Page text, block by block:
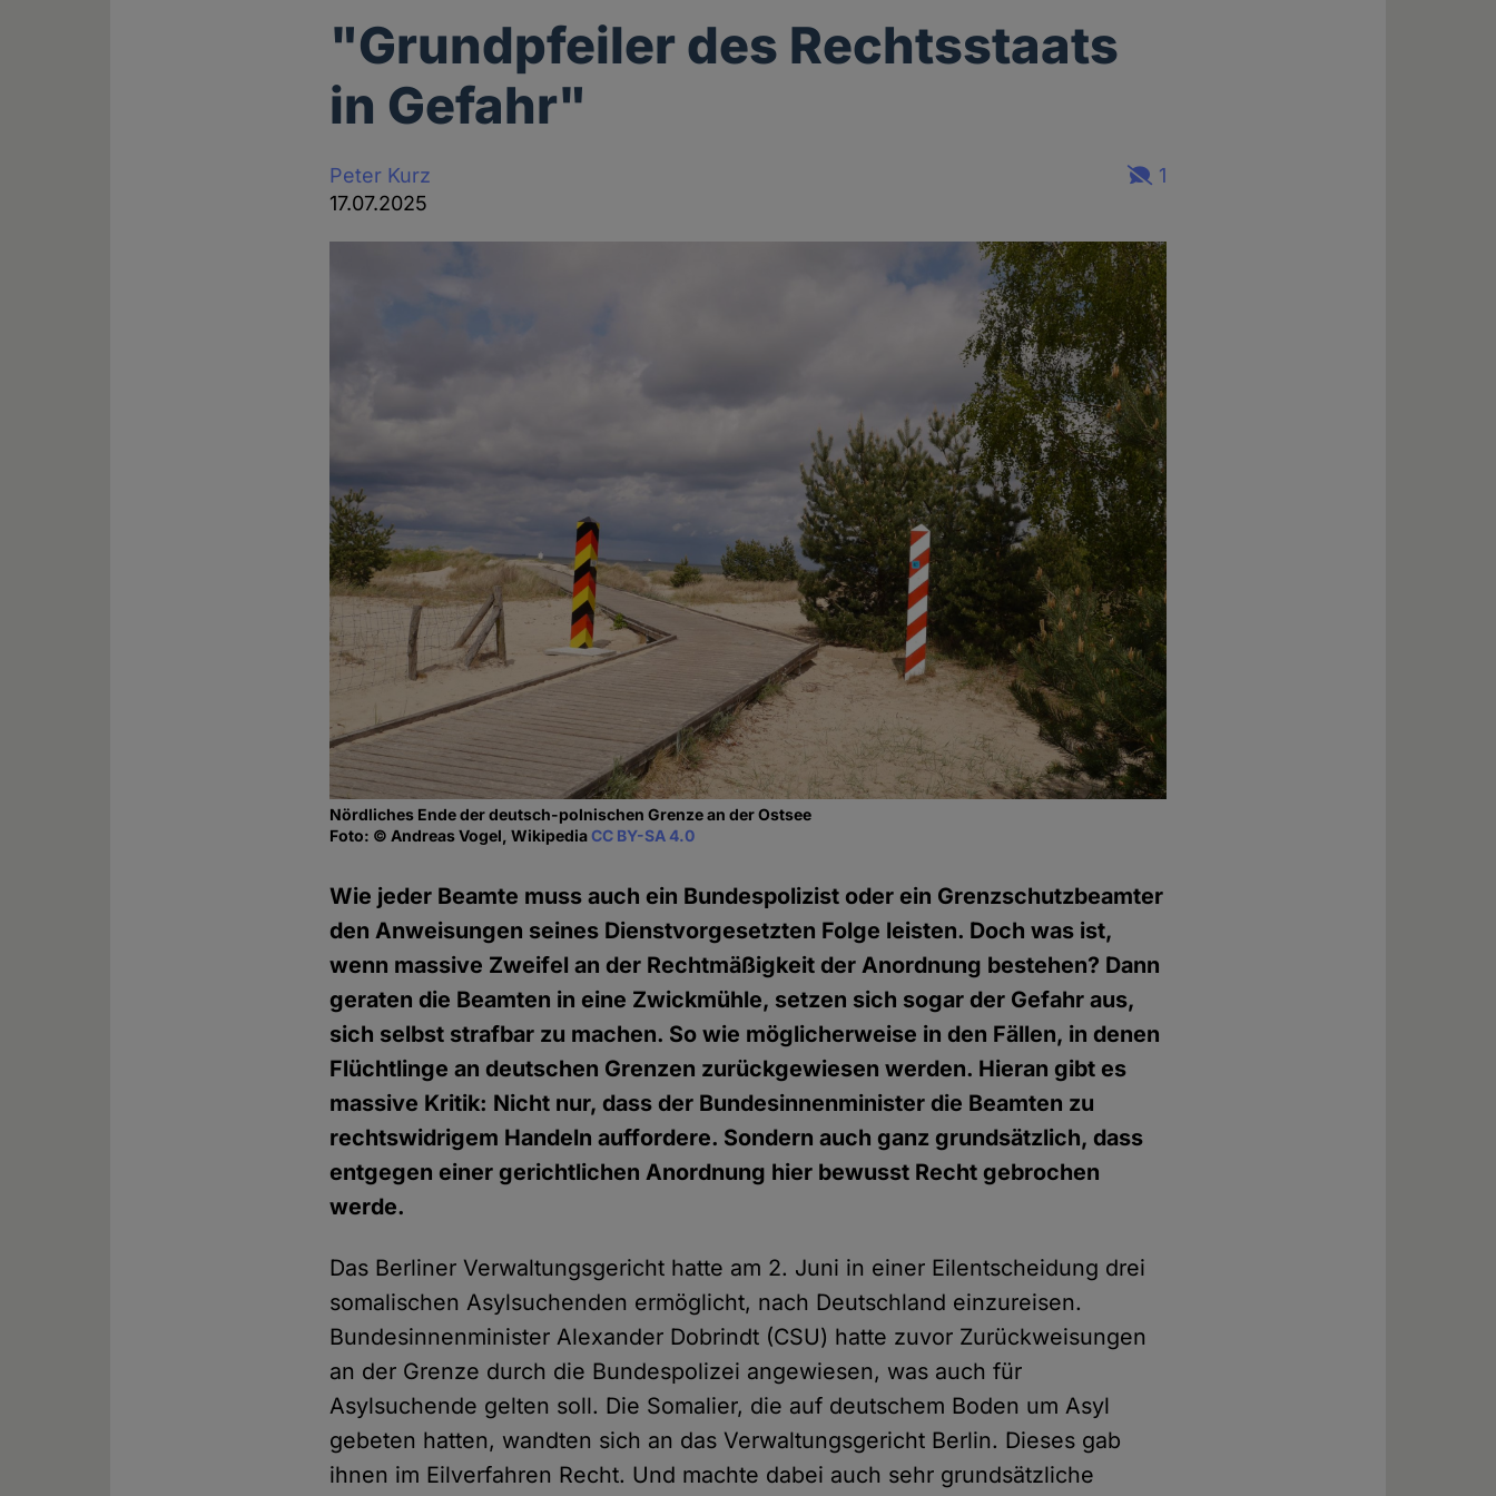
"Grundpfeiler des Rechtsstaats
in Gefahr"
Peter Kurz
17.07.2025
1
Nördliches Ende der deutsch-polnischen Grenze an der Ostsee
Foto: © Andreas Vogel, WikipediaCC BY-SA 4.0
Wie jeder Beamte muss auch ein Bundespolizist oder ein Grenzschutzbeamter
den Anweisungen seines Dienstvorgesetzten Folge leisten. Doch was ist,
wenn massive Zweifel an der Rechtmäßigkeit der Anordnung bestehen? Dann
geraten die Beamten in eine Zwickmühle, setzen sich sogar der Gefahr aus,
sich selbst strafbar zu machen. So wie möglicherweise in den Fällen, in denen
Flüchtlinge an deutschen Grenzen zurückgewiesen werden. Hieran gibt es
massive Kritik: Nicht nur, dass der Bundesinnenminister die Beamten zu
rechtswidrigem Handeln auffordere. Sondern auch ganz grundsätzlich, dass
entgegen einer gerichtlichen Anordnung hier bewusst Recht gebrochen
werde.
Das Berliner Verwaltungsgericht hatte am 2. Juni in einer Eilentscheidung drei
somalischen Asylsuchenden ermöglicht, nach Deutschland einzureisen.
Bundesinnenminister Alexander Dobrindt (CSU) hatte zuvor Zurückweisungen
an der Grenze durch die Bundespolizei angewiesen, was auch für
Asylsuchende gelten soll. Die Somalier, die auf deutschem Boden um Asyl
gebeten hatten, wandten sich an das Verwaltungsgericht Berlin. Dieses gab
ihnen im Eilverfahren Recht. Und machte dabei auch sehr grundsätzliche